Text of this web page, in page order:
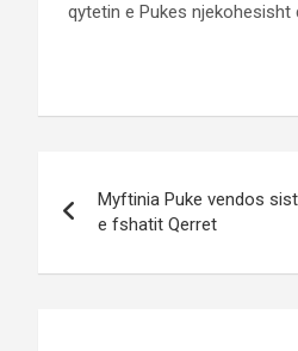
qytetin e Pukes njekohesisht
navigation
Myftinia Puke vendos
e fshatit Qerret